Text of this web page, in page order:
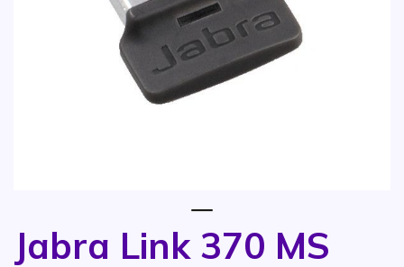
Jabra Link 370 MS
Vai all'inizio della galleria di immagini